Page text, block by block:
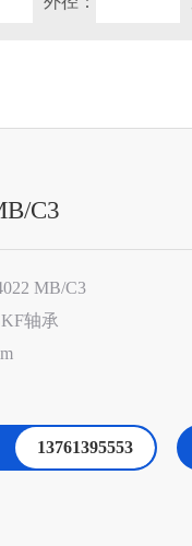
C3
MB/C3
轴承
13761395553